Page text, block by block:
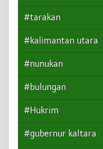
#tarakan
#kalimantan utara
#nunukan
#bulungan
#Hukrim
#gubernur kaltara